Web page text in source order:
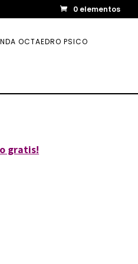
0 elementos
OCTAEDRO PSICO
gratis!